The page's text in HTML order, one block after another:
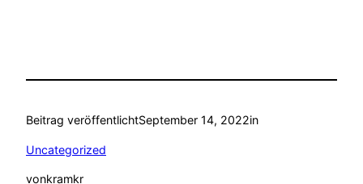
Beitrag veröffentlichtSeptember 14, 2022in
Uncategorized
vonkramkr